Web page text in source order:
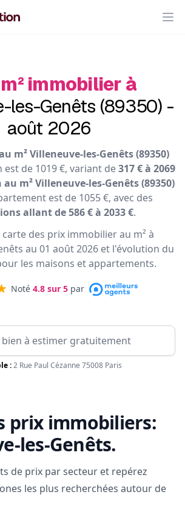
immobilier à
les-Genêts (89350) -
août 2026
m² Villeneuve-les-Genêts (89350)
de 1019 €, variant de317 € à 2069
m² Villeneuve-les-Genêts (89350)
est de 1055 €, avec des
allant de 586 € à 2033 €.
carte des prix immobilier au m² à
au 01 août 2026 et l'évolution du
les maisons et appartements.
Noté 4.8 sur 5 par
:2 Rue Paul Cézanne 75008 Paris
prix immobiliers:
les-Genêts.
de prix par secteur et repérez
les plus recherchées autour de